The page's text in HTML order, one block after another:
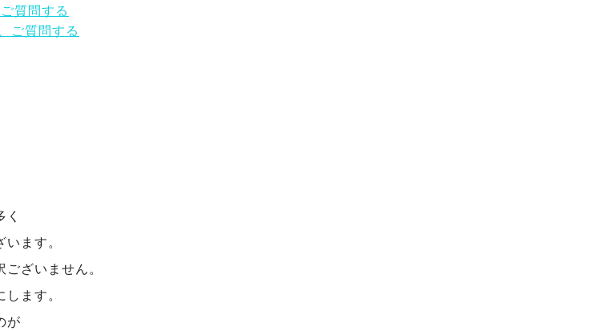
質問する
ご質問する
ます。
ざいません。
ます。
が